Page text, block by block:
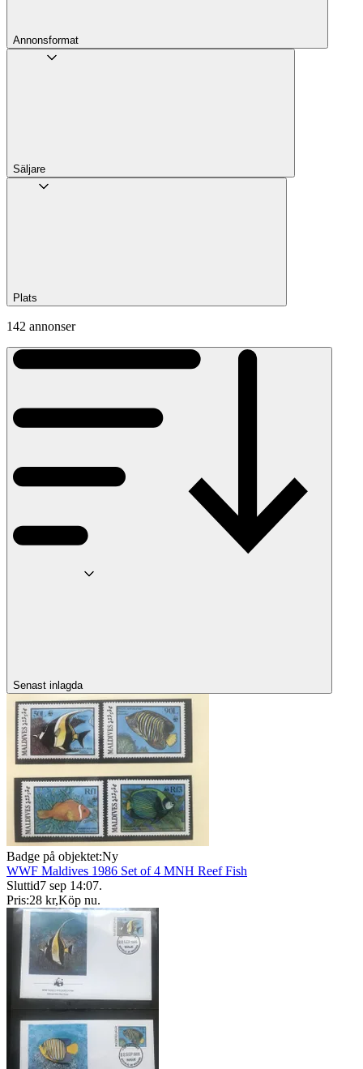
Annons­format
Säljare
Plats
142 annonser
Senast inlagda
Badge på objektet:Ny
WWF Maldives 1986 Set of 4 MNH Reef Fish
Sluttid7 sep 14:07.
Pris:28 kr,Köp nu.